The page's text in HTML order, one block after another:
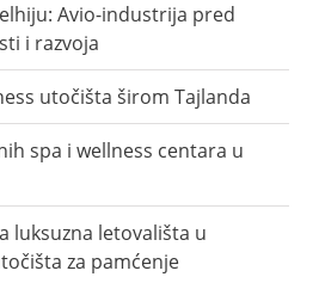
Avio-industrija pred
i razvoja
utočišta širom Tajlanda
spa i wellness centara u
luksuzna letovališta u
za pamćenje